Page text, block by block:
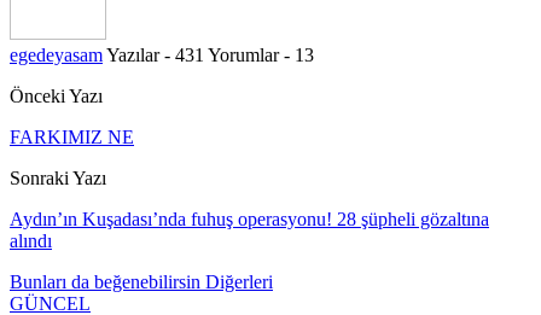
egedeyasamYazılar - 431 Yorumlar - 13
Önceki Yazı
FARKIMIZ NE
Sonraki Yazı
Aydın’ın Kuşadası’nda fuhuş operasyonu! 28 şüpheli gözaltına
alındı
Bunları da beğenebilirsin Diğerleri
GÜNCEL